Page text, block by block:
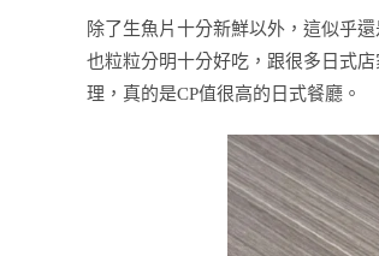
除了生魚片十分新鮮以外，這似乎
也粒粒分明十分好吃，跟很多日式
理，真的是CP值很高的日式餐廳。